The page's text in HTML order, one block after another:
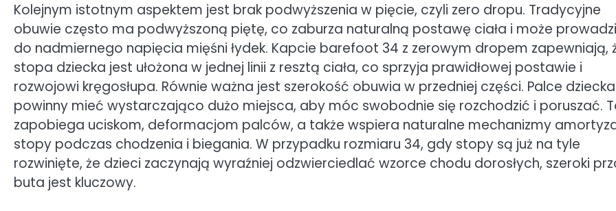
Kolejnym istotnym aspektem jest brak podwyższenia w pięcie, czyli zero dropu. Tradycyjne
obuwie często ma podwyższoną piętę, co zaburza naturalną postawę ciała i może
do nadmiernego napięcia mięśni łydek. Kapcie barefoot 34 z zerowym dropem zapewniają,
stopa dziecka jest ułożona w jednej linii z resztą ciała, co sprzyja prawidłowej postawie i
rozwojowi kręgosłupa. Równie ważna jest szerokość obuwia w przedniej części. Palce dziecka
powinny mieć wystarczająco dużo miejsca, aby móc swobodnie się rozchodzić i poruszać.
zapobiega uciskom, deformacjom palców, a także wspiera naturalne mechanizmy
stopy podczas chodzenia i biegania. W przypadku rozmiaru 34, gdy stopy są już na tyle
rozwinięte, że dzieci zaczynają wyraźniej odzwierciedlać wzorce chodu dorosłych, szeroki
buta jest kluczowy.